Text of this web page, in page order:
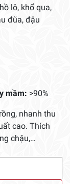
lô, khổ qua,
đũa, đậu
mầm: >90%
nhanh thu
cao. Thích
chậu,…